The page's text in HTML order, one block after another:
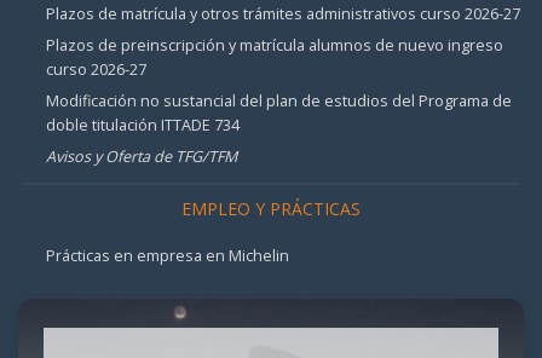
Plazos de matrícula y otros trámites administrativos curso 2026-27
Plazos de preinscripción y matrícula alumnos de nuevo ingreso
curso 2026-27
Modificación no sustancial del plan de estudios del Programa de
doble titulación ITTADE 734
Avisos y Oferta de TFG/TFM
EMPLEO Y PRÁCTICAS
Prácticas en empresa en Michelin